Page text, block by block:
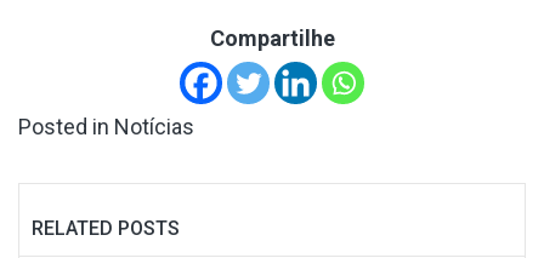
Compartilhe
Posted in Notícias
RELATED POSTS